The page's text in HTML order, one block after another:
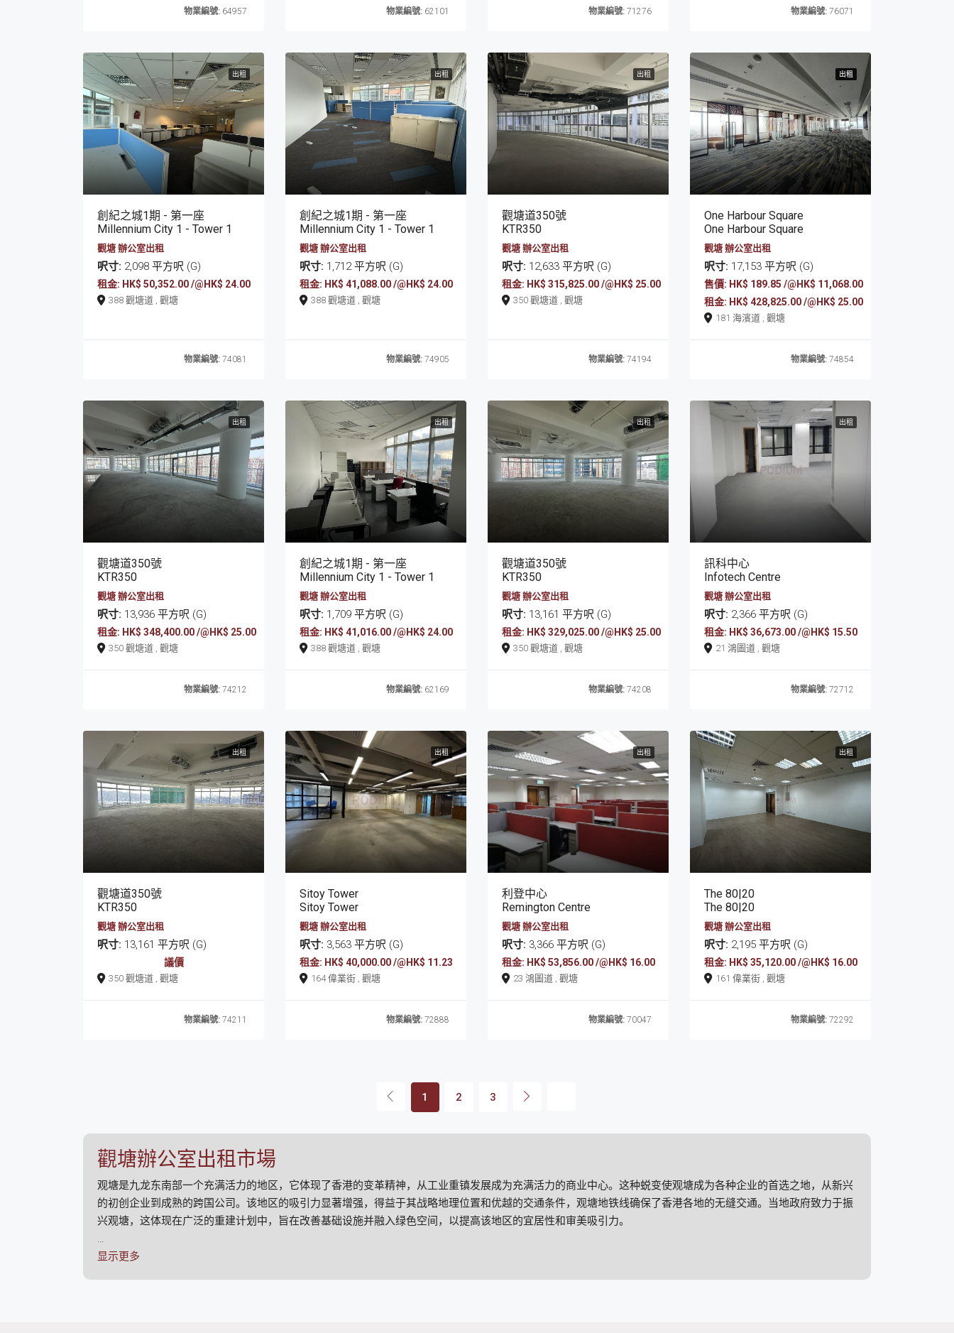
物業編號: 64957 物業編號: 62101 物業編號: 71276 物業編號: 76071
出租
創紀之城1期 - 第一座
Millennium City 1 - Tower 1
觀塘 辦公室出租
呎寸: 2,098 平方呎 (G)
租金: HK$ 50,352.00 /@HK$ 24.00
388 觀塘道 , 觀塘
物業編號: 74081
出租
創紀之城1期 - 第一座
Millennium City 1 - Tower 1
觀塘 辦公室出租
呎寸: 1,712 平方呎 (G)
租金: HK$ 41,088.00 /@HK$ 24.00
388 觀塘道 , 觀塘
物業編號: 74905
出租
觀塘道350號
KTR350
觀塘 辦公室出租
呎寸: 12,633 平方呎 (G)
租金: HK$ 315,825.00 /@HK$ 25.00
350 觀塘道 , 觀塘
物業編號: 74194
出售
出租
One Harbour Square
One Harbour Square
觀塘 辦公室出租
呎寸: 17,153 平方呎 (G)
售價: HK$ 189.85 /@HK$ 11,068.00
租金: HK$ 428,825.00 /@HK$ 25.00
181 海濱道 , 觀塘
物業編號: 74854
出租
觀塘道350號
KTR350
觀塘 辦公室出租
呎寸: 13,936 平方呎 (G)
租金: HK$ 348,400.00 /@HK$ 25.00
350 觀塘道 , 觀塘
物業編號: 74212
出租
創紀之城1期 - 第一座
Millennium City 1 - Tower 1
觀塘 辦公室出租
呎寸: 1,709 平方呎 (G)
租金: HK$ 41,016.00 /@HK$ 24.00
388 觀塘道 , 觀塘
物業編號: 62169
出租
觀塘道350號
KTR350
觀塘 辦公室出租
呎寸: 13,161 平方呎 (G)
租金: HK$ 329,025.00 /@HK$ 25.00
350 觀塘道 , 觀塘
物業編號: 74208
出租
訊科中心
Infotech Centre
觀塘 辦公室出租
呎寸: 2,366 平方呎 (G)
租金: HK$ 36,673.00 /@HK$ 15.50
21 鴻圖道 , 觀塘
物業編號: 72712
出租
觀塘道350號
KTR350
觀塘 辦公室出租
呎寸: 13,161 平方呎 (G)
議價
350 觀塘道 , 觀塘
物業編號: 74211
出租
Sitoy Tower
Sitoy Tower
觀塘 辦公室出租
呎寸: 3,563 平方呎 (G)
租金: HK$ 40,000.00 /@HK$ 11.23
164 偉業街 , 觀塘
物業編號: 72888
出租
利登中心
Remington Centre
觀塘 辦公室出租
呎寸: 3,366 平方呎 (G)
租金: HK$ 53,856.00 /@HK$ 16.00
23 鴻圖道 , 觀塘
物業編號: 70047
出租
The 80|20
The 80|20
觀塘 辦公室出租
呎寸: 2,195 平方呎 (G)
租金: HK$ 35,120.00 /@HK$ 16.00
161 偉業街 , 觀塘
物業編號: 72292
1 2 3
觀塘辦公室出租市場
观塘是九龙东南部一个充满活力的地区，它体现了香港的变革精神，从工业重镇发展成为充满活力的商业中心。这种蜕变使观塘成为各种企业的首选之地，从新兴
的初创企业到成熟的跨国公司。该地区的吸引力显著增强，得益于其战略地理位置和优越的交通条件，观塘地铁线确保了香港各地的无缝交通。当地政府致力于振
兴观塘，这体现在广泛的重建计划中，旨在改善基础设施并融入绿色空间，以提高该地区的宜居性和审美吸引力。
观塘的办公空间多种多样，既有高档的商业大楼，也有更经济的服务式办公室和共享办公空间，满足了当代企业对灵活性和效率的需求。这些选择，加上与香港更
显示更多